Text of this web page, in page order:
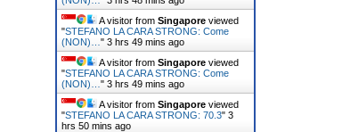
A visitor from Singapore viewed
"STEFANO LA CARA STRONG: Come
(NON)… " 3 hrs 49 mins ago
A visitor from Singapore viewed
"STEFANO LA CARA STRONG: Come
(NON)… " 3 hrs 49 mins ago
A visitor from Singapore viewed
"STEFANO LA CARA STRONG: 70.3" 3
hrs 50 mins ago